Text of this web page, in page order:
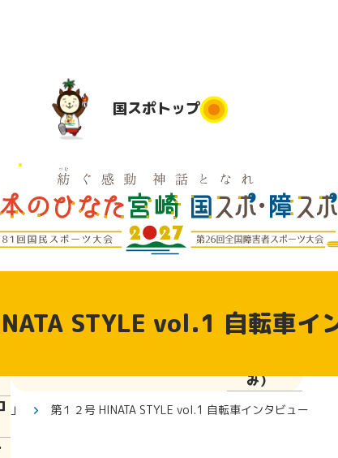
国スポトップ
国スポトップ
競技会場
ハーサル
ョンスポ
ーツ（参
み）
STYLE vol.1 自転車イ
」 第１２号 HINATA STYLE vol.1 自転車インタビュー